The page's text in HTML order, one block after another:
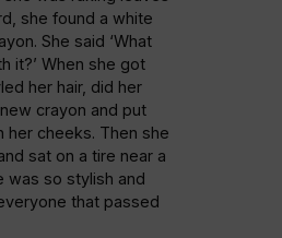
she found a white
She said ‘What
it?’ When she got
her hair, did her
crayon and put
her cheeks. Then she
sat on a tire near a
was so stylish and
that passed